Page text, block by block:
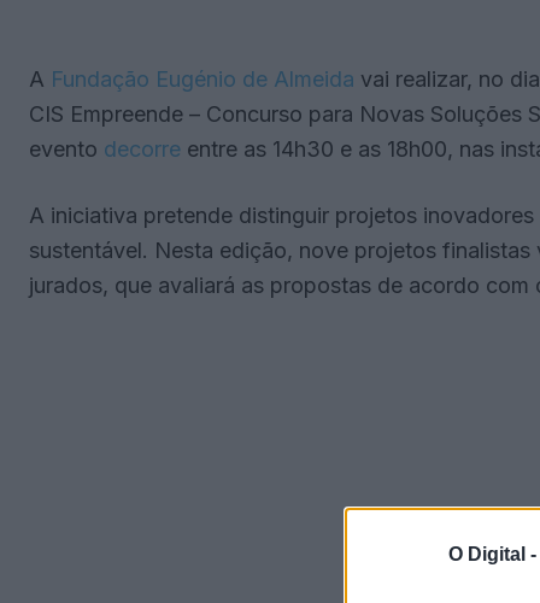
O Digital -
A Fundação Eugénio de Almeida vai realizar, no
CIS Empreende – Concurso para Novas Soluções
evento decorre entre as 14h30 e as 18h00, nas
A iniciativa pretende distinguir projetos
sustentável. Nesta edição, nove projetos
jurados, que avaliará as propostas de acordo